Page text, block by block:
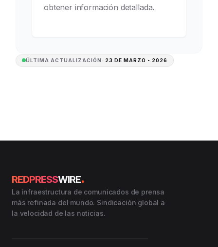
obtener información detallada.
ÚLTIMA ACTUALIZACIÓN: 23 DE MARZO - 2026
REDPRESSWIRE.
La infraestructura de comunicados de prensa
más refinada del mundo. Sindicación global a
la velocidad de las noticias.